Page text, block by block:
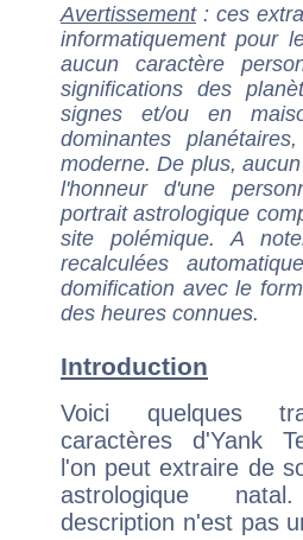
Avertissement: ces
informatiquement pour
aucun caractère
significations des
signes et/ou en
dominantes
moderne. De plus,
l'honneur d'une
portrait astrologique
site polémique. A
recalculées
domification avec le
des heures connues.
Introduction
Voici quelques
caractères d'Yank
l'on peut extraire de
astrologique
description n'est pas